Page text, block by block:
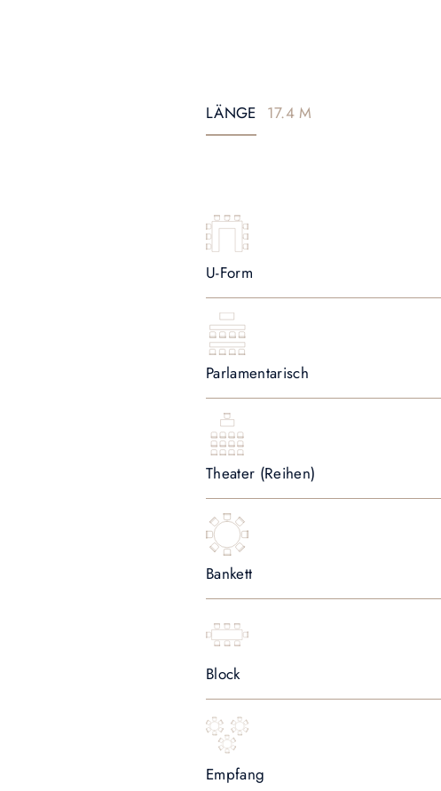
LÄNGE 17.4 M
U-Form
Parlamentarisch
Theater (Reihen)
Bankett
Block
Empfang